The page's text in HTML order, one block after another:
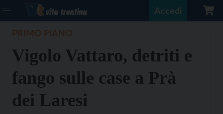
Accedi
Vigolo Vattaro, detriti e
fango sulle case a Prà
dei Laresi